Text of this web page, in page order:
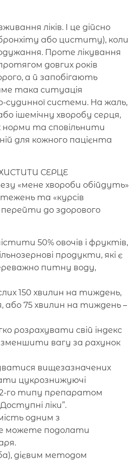
ліків. І це дійсно
або циститу), коли
Проте лікування
довгих років
а й запобігають
така ситуація
судинної системи. На жаль,
ішемічну хворобу серця,
та сповільнити
для кожного пацієнта
СЕРЦЕ
«мене хвороби обійдуть»
та «курсів
до здорового
50% овочів і фруктів,
продукти, які є
питну воду,
150 хвилин на тиждень,
75 хвилин на тиждень –
розрахувати свій індекс
вагу за рахунок
вищезазначених
цукрознижуючі
2-го типу препаратом
ліки”.
одним з
можете подолати
дієвим методом